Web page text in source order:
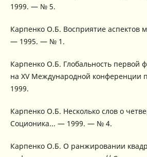
1999. — № 5.
Карпенко О.Б. Восприятие аспектов
— 1995. — № 1.
Карпенко О.Б. Глобальность первой
на XV Международной конференции
1999.
Карпенко О.Б. Несколько слов о
Соционика... — 1999. — № 4.
Карпенко О.Б. О ранжировании